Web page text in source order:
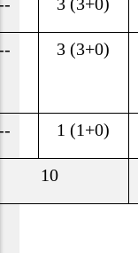
3 (3+0)
1 (1+0)
10